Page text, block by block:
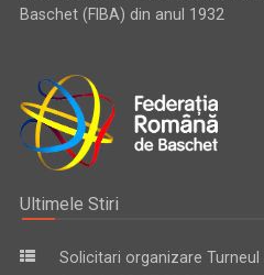
Baschet (FIBA) din anul 1932
Ultimele Stiri
Solicitari organizare Turneul